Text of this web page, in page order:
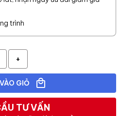
trình
+
GIỎ
TƯ VẤN